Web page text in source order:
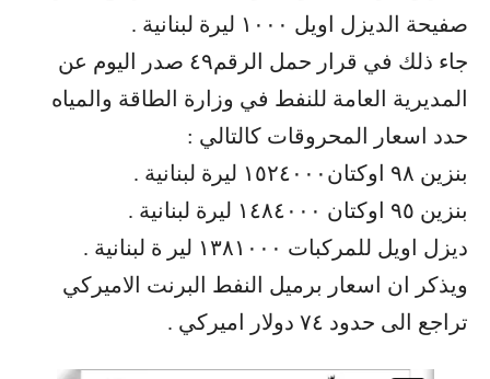
صفيحة الديزل اويل ١٠٠٠ ليرة لبنانية .
جاء ذلك في قرار حمل الرقم٤٩ صدر اليوم عن
المديرية العامة للنفط في وزارة الطاقة والمياه
حدد اسعار المحروقات كالتالي :
بنزين ٩٨ اوكتان١٥٢٤٠٠٠ ليرة لبنانية .
بنزين ٩٥ اوكتان ١٤٨٤٠٠٠ ليرة لبنانية .
ديزل اويل للمركبات ١٣٨١٠٠٠ لير ة لبنانية .
ويذكر ان اسعار برميل النفط البرنت الاميركي
تراجع الى حدود ٧٤ دولار اميركي .